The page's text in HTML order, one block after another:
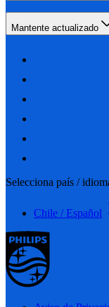
Mantente actualizado
Selecciona país /
Chile / Español